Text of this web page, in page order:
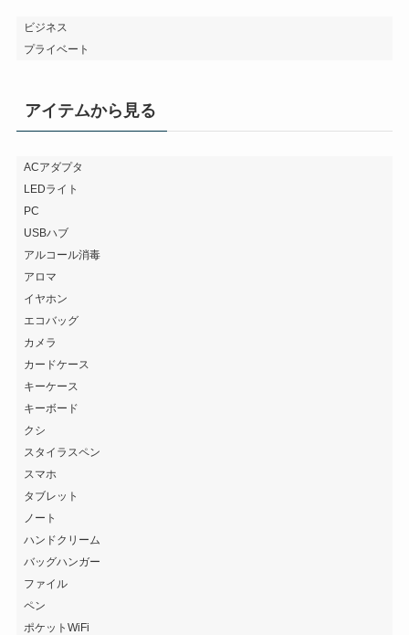
ビジネス
プライベート
アイテムから見る
ACアダプタ
LEDライト
PC
USBハブ
アルコール消毒
アロマ
イヤホン
エコバッグ
カメラ
カードケース
キーケース
キーボード
クシ
スタイラスペン
スマホ
タブレット
ノート
ハンドクリーム
バッグハンガー
ファイル
ペン
ポケットWiFi